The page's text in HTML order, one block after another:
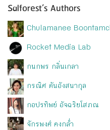
Salforest’s Authors
Chulamanee
Rocket Media Lab
กนกพร กลิ่นเกลา
กรณิศ ตันอังสนากุล
กอปรทิพย์ อัจฉริยโสภณ
จักรพงศ์ คงกล่ำ